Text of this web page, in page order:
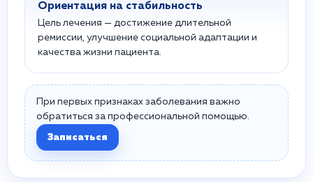
Ориентация на стабильность
Цель лечения — достижение длительной
ремиссии, улучшение социальной адаптации и
качества жизни пациента.
При первых признаках заболевания важно
обратиться за профессиональной помощью.
Записаться